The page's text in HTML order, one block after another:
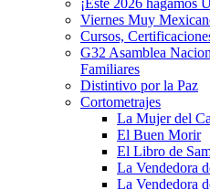
Viernes Muy
Cursos,
G32 Asamblea
Familiares
Distintivo por la Paz
Cortometrajes
La Mujer del
El Buen Morir
El Libro de
La Vendedora
La Vendedora